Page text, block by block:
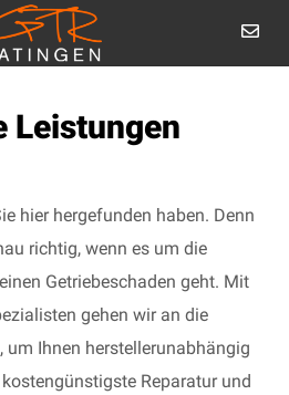
Leistungen
hier hergefunden haben. Denn
richtig, wenn es um die
Getriebeschaden geht. Mit
gehen wir an die
um Ihnen herstellerunabhängig
Reparatur und